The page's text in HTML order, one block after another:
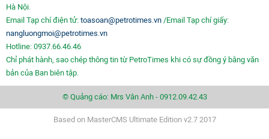
Hà Nội.
Email Tạp chí điện tử: toasoan@petrotimes.vn /Email Tạp chí giấy:
nangluongmoi@petrotimes.vn
Hotline: 0937.66.46.46
Chỉ phát hành, sao chép thông tin từ PetroTimes khi có sự đồng ý bằng văn
bản của Ban biên tập.
© Quảng cáo: Mrs Vân Anh - 0912.09.42.43
Based on MasterCMS Ultimate Edition v2.7 2017